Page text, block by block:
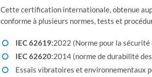
Cette certification internationale, obtenue
conforme à plusieurs normes, tests et
IEC 62619:2022 (Norme pour la
IEC 62620:2014 (norme de durabilité
Essais vibratoires et environnementaux